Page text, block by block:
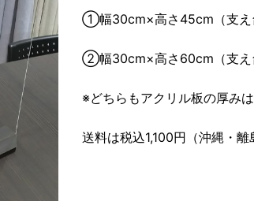
①幅30cm×高さ45cm（支え
②幅30cm×高さ60cm（支え
※どちらもアクリル板の厚みは
送料は税込1,100円（沖縄・